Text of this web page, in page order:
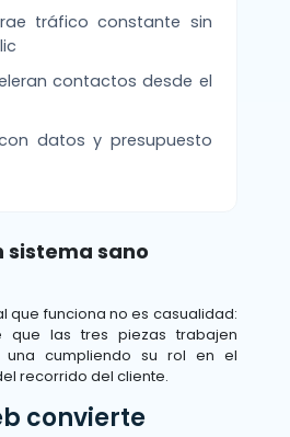
tráfico constante sin
contactos desde el
datos y presupuesto
sistema sano
que funciona no es casualidad:
las tres piezas trabajen
una cumpliendo su rol en el
recorrido del cliente.
convierte